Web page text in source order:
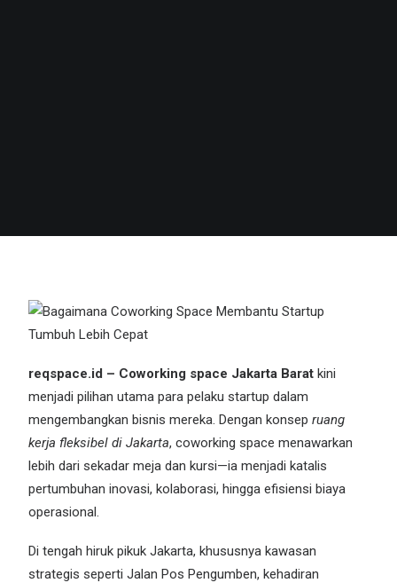
reqspace.id – Coworking space Jakarta Barat kini
menjadi pilihan utama para pelaku startup dalam
mengembangkan bisnis mereka. Dengan konsep ruang
kerja fleksibel di Jakarta, coworking space menawarkan
lebih dari sekadar meja dan kursi—ia menjadi katalis
pertumbuhan inovasi, kolaborasi, hingga efisiensi biaya
operasional.
Di tengah hiruk pikuk Jakarta, khususnya kawasan
strategis seperti Jalan Pos Pengumben, kehadiran